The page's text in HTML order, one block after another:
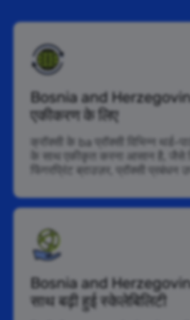
Bosnia and
एकीकरण के लिए
क्रॉक्सी के ba प्रॉक्सी विभिन्न थर्ड-
के साथ एकीकृत करना आसान है, जैसे
फिंगरप्रिंट ब्राउज़र, प्रॉक्सी प्रबंधन
Bosnia and
साथ बढ़ी हुई स्केलेबिलिटी